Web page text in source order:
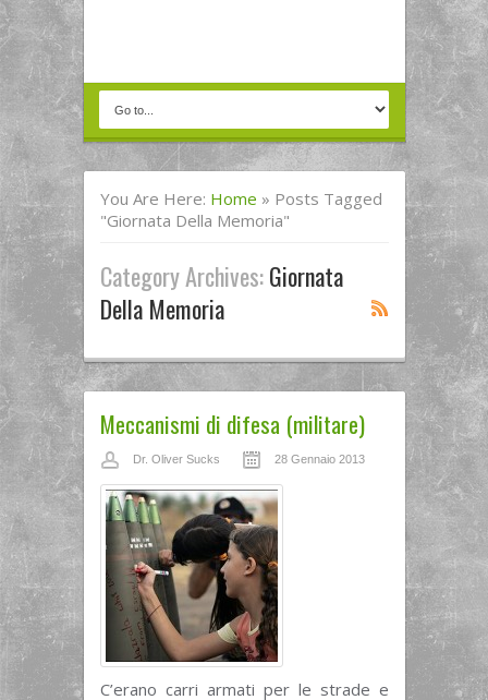
You Are Here: Home » Posts Tagged
"giornata Della Memoria"
Category Archives:Giornata
Della Memoria
Meccanismi di difesa (militare)
Dr. Oliver Sucks 28 Gennaio 2013
C’erano carri armati per le strade e